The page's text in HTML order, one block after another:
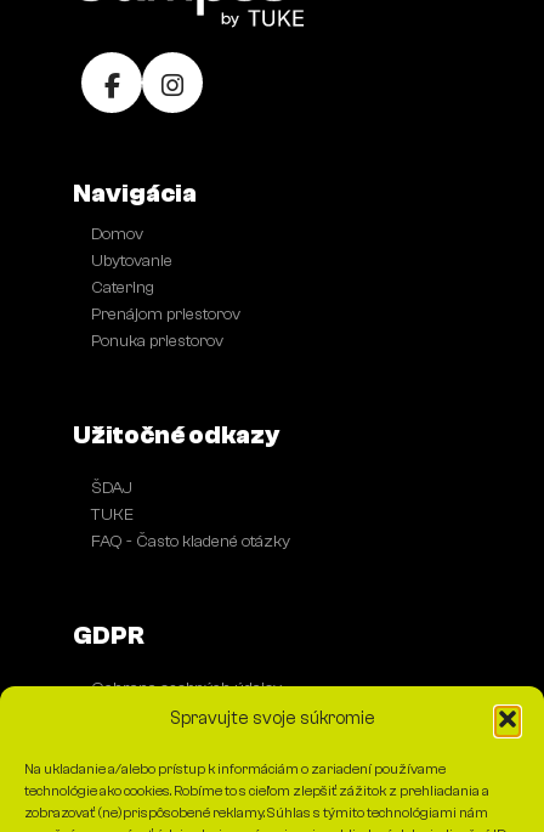
Spravujte svoje súkromie
Na ukladanie a/alebo prístup k informáciám o zariadení používame
technológie ako cookies. Robíme to s cieľom zlepšiť zážitok z prehliadania a
zobrazovať (ne)prispôsobené reklamy. Súhlas s týmito technológiami nám
Navigácia
Domov
Ubytovanie
Catering
Prenájom priestorov
Ponuka priestorov
Užitočné odkazy
ŠDAJ
TUKE
FAQ - Často kladené otázky
GDPR
● Ochrana osobných údajov
Spracovanie cookies
Kontakt